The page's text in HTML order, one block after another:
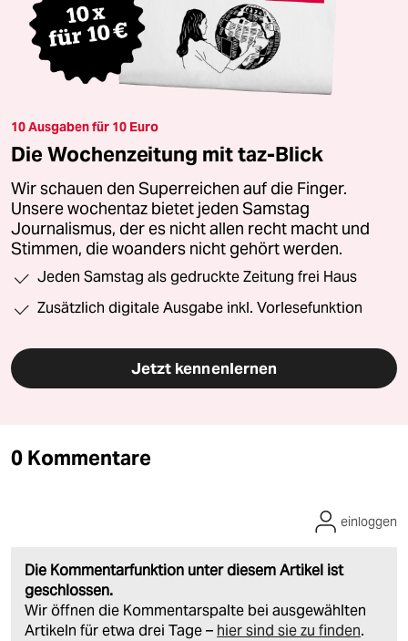
10 Ausgaben für 10 Euro
Die Wochenzeitung mit taz-Blick
Wir schauen den Superreichen auf die Finger.
Unsere wochentaz bietet jeden Samstag
Journalismus, der es nicht allen recht macht und
Stimmen, die woanders nicht gehört werden.
Jeden Samstag als gedruckte Zeitung frei Haus
Zusätzlich digitale Ausgabe inkl. Vorlesefunktion
Jetzt kennenlernen
0 Kommentare
Die Kommentarfunktion unter diesem Artikel ist
geschlossen.
Wir öffnen die Kommentarspalte bei ausgewählten
Artikeln für etwa drei Tage – hier sind sie zu finden.
einloggen